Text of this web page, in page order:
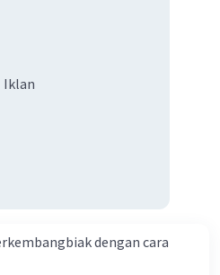
Iklan
dengan cara